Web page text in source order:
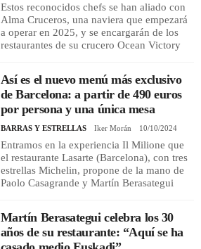
Estos reconocidos chefs se han aliado con
Alma Cruceros, una naviera que empezará
a operar en 2025, y se encargarán de los
restaurantes de su crucero Ocean Victory
Así es el nuevo menú más exclusivo
de Barcelona: a partir de 490 euros
por persona y una única mesa
BARRAS Y ESTRELLAS Iker Morán 10/10/2024
Entramos en la experiencia Il Milione que
el restaurante Lasarte (Barcelona), con tres
estrellas Michelin, propone de la mano de
Paolo Casagrande y Martín Berasategui
Martín Berasategui celebra los 30
años de su restaurante: “Aquí se ha